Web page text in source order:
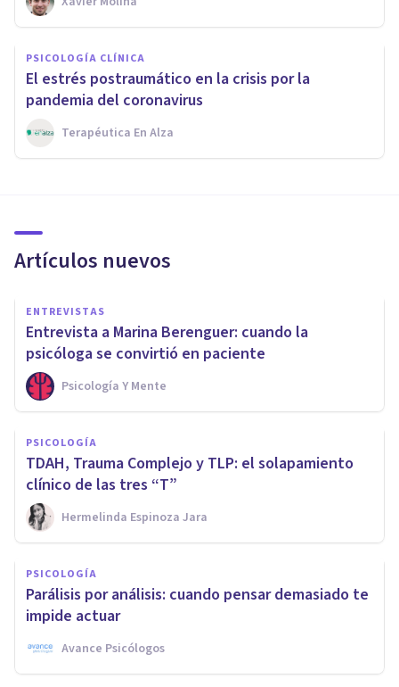
PSICOLOGÍA CLÍNICA
El estrés postraumático en la crisis por la
pandemia del coronavirus
Terapéutica En Alza
Artículos nuevos
ENTREVISTAS
Entrevista a Marina Berenguer: cuando la
psicóloga se convirtió en paciente
Psicología Y Mente
PSICOLOGÍA
TDAH, Trauma Complejo y TLP: el solapamiento
clínico de las tres “T”
Hermelinda Espinoza Jara
PSICOLOGÍA
Parálisis por análisis: cuando pensar demasiado te
impide actuar
Avance Psicólogos